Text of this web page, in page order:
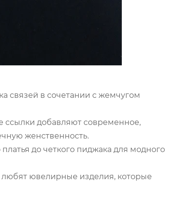
связей в сочетании с жемчугом
ссылки добавляют современное,
женственность.
до четкого пиджака для модного
ювелирные изделия, которые